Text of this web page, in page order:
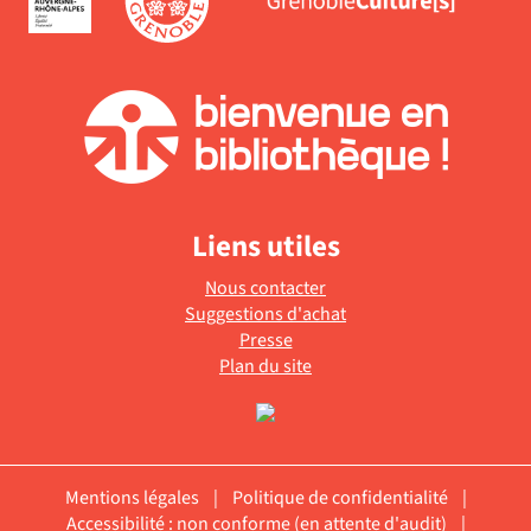
Liens utiles
Nous contacter
Suggestions d'achat
Presse
Plan du site
Mentions légales | Politique de confidentialité
|
Accessibilité : non conforme (en attente d'audit)
|